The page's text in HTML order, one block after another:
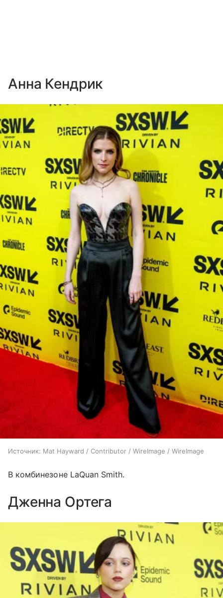
Анна Кендрик
Источник: Mat Hayward / Contributor / WireImage / WireImage
В комбинезоне LaQuan Smith.
Дженна Ортега